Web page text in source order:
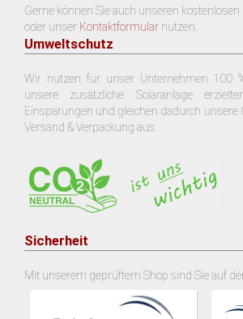
Gerne können Sie auch unseren kostenlosen
oder unser Kontaktformular nutzen.
Umweltschutz
Wir nutzen für unser Unternehmen 100
unsere zusätzliche Solaranlage
Einsparungen und gleichen dadurch unsere
Versand & Verpackung aus.
Sicherheit
Mit unserem geprüftem Shop sind Sie auf